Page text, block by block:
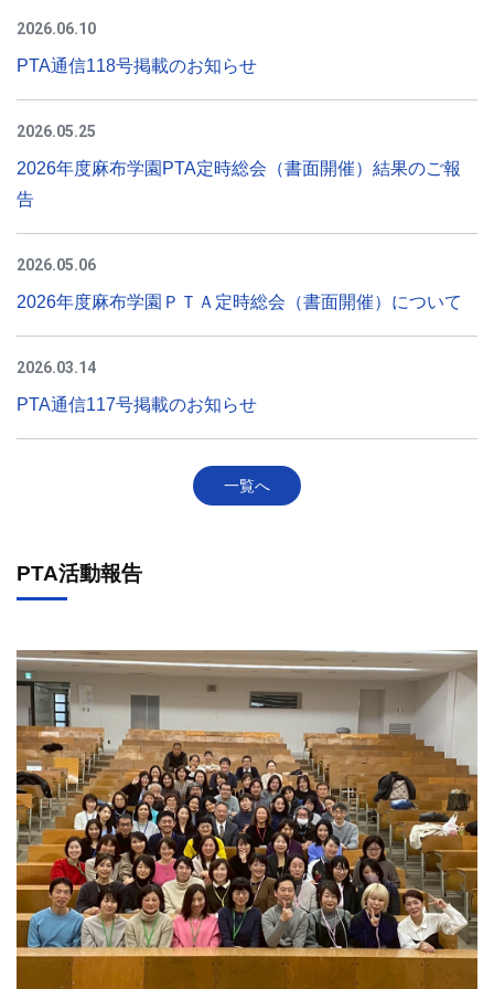
2026.06.10
PTA通信118号掲載のお知らせ
2026.05.25
2026年度麻布学園PTA定時総会（書面開催）結果のご報
告
2026.05.06
2026年度麻布学園ＰＴＡ定時総会（書面開催）について
2026.03.14
PTA通信117号掲載のお知らせ
一覧へ
PTA活動報告